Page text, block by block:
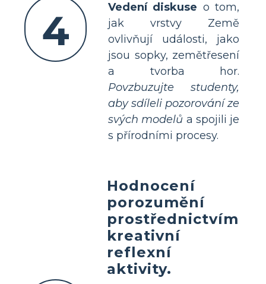
4 Vedení diskuse o tom,
jak vrstvy Země
ovlivňují události, jako
jsou sopky, zemětřesení
a tvorba hor.
Povzbuzujte studenty,
aby sdíleli pozorování ze
svých modelů a spojili je
s přírodními procesy.
Hodnocení
porozumění
prostřednictvím
kreativní
reflexní
aktivity.